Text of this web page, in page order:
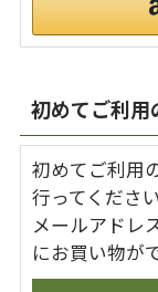
初めてご利
初めてご利用
行ってください
メールアドレ
にお買い物が